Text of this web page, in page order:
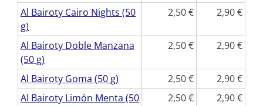
Al Bairoty Cairo Nights (50
g)
2,50 2,90
Al Bairoty Doble Manzana
(50 g)
2,50 2,90
Al Bairoty Goma (50 g) 2,50
2,90
Al Bairoty Limón Menta (50
2,50 2,90